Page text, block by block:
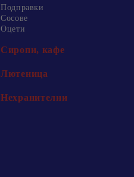
Подправки
Сосове
Оцети
Сиропи, кафе
Лютеница
Нехранителни